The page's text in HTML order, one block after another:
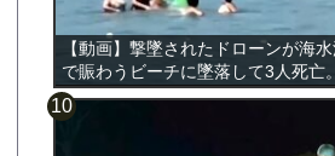
【動画】撃墜されたドローンが海
で賑わうビーチに墜落して3人死亡。